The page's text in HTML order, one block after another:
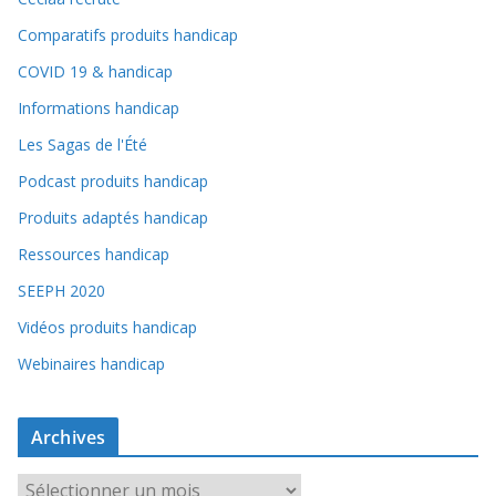
Comparatifs produits handicap
COVID 19 & handicap
Informations handicap
Les Sagas de l'Été
Podcast produits handicap
Produits adaptés handicap
Ressources handicap
SEEPH 2020
Vidéos produits handicap
Webinaires handicap
Archives